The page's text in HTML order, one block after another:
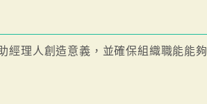
經理人創造意義，並確保組織職能能夠